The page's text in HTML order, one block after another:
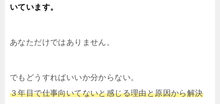
いています。
あなただけではありません。
でもどうすればいいか分からない。
３年目で仕事向いてないと感じる理由と原因から解決